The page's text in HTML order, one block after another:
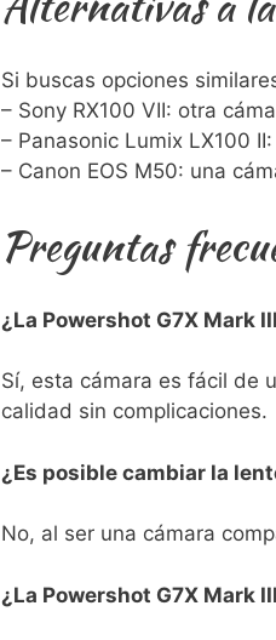
Si buscas opciones
– Sony⁢ RX100 VII: otra
– ⁤Panasonic Lumix LX100
– Canon EOS M50: ⁢una⁣
Preguntas
¿La Powershot ⁢G7X Mark
Sí, esta cámara es fácil ‍de
⁤calidad ⁣sin complicaciones.
¿Es⁣ posible cambiar ⁢la
No, ​al‌ ser una cámara
¿La Powershot G7X Mark⁤